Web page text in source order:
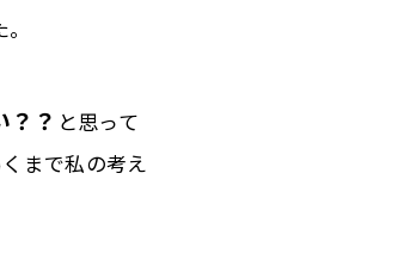
？？ と思って
まで私の考え